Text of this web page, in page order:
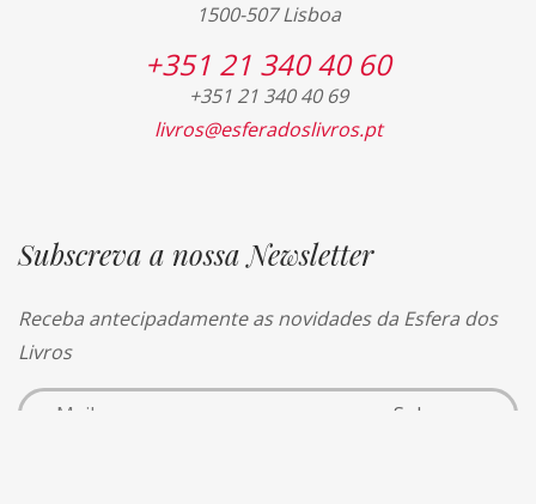
1500-507 Lisboa
+351 21 340 40 60
+351 21 340 40 69
livros@esferadoslivros.pt
Subscreva a nossa Newsletter
Receba antecipadamente as novidades da Esfera dos
Livros